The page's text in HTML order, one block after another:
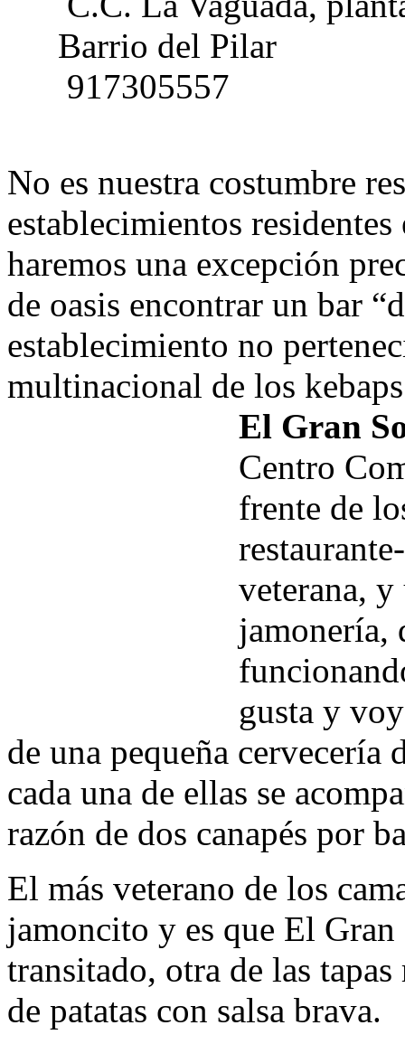
Barrio del Pilar
917305557
No es nuestra costumbre
establecimientos
haremos una excepción
de oasis encontrar un bar
establecimiento no
multinacional de los
El Gran
Centro
frente de
veterana,
jamonería,
gusta y
de una pequeña cervecería
cada una de ellas se
razón de dos canapés por
El más veterano de los
jamoncito y es que El
transitado, otra de las
de patatas con salsa brava.